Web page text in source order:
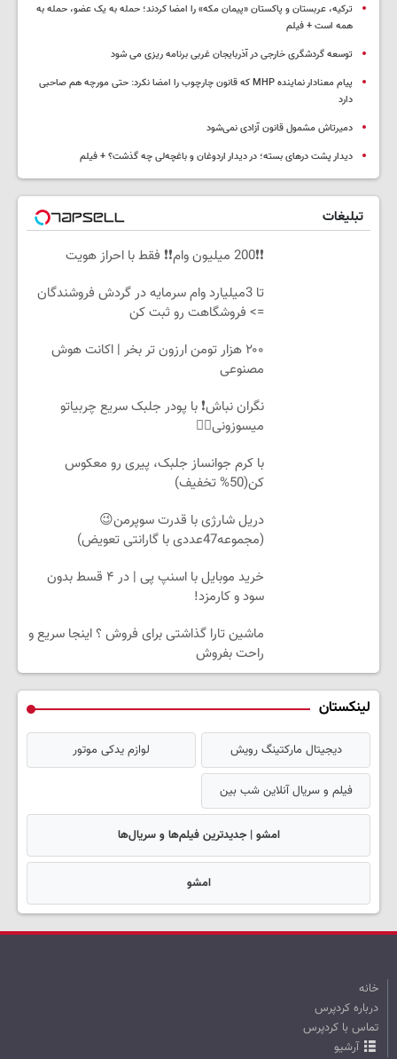
ترکیه، عربستان و پاکستان «پیمان مکه» را امضا کردند؛ حمله به یک عضو، حمله به
همه است + فیلم
توسعه گردشگری خارجی در آذربایجان غربی برنامه ریزی می شود
پیام معنادار نماینده MHP که قانون چارچوب را امضا نکرد: حتی مورچه هم صاحبی
دارد
دمیرتاش مشمول قانون آزادی نمی‌شود
دیدار پشت درهای بسته؛ در دیدار اردوغان و باغچه‌لی چه گذشت؟ + فیلم
تبلیغات
❗❗200 میلیون وام❗❗ فقط با احراز هویت
تا 3میلیارد وام سرمایه در گردش فروشندگان
=> فروشگاهت رو ثبت کن
۲۰۰ هزار تومن ارزون تر بخر | اکانت هوش
مصنوعی
نگران نباش❗ با پودر جلبک سریع چربیاتو
میسوزونی👌🏻
با کرم جوانساز جلبک، پیری رو معکوس
کن(50% تخفیف)
دریل شارژی با قدرت سوپرمن😉
(مجموعه47عددی با گارانتی تعویض)
خرید موبایل با اسنپ پی | در ۴ قسط بدون
سود و کارمزد!
ماشین تارا گذاشتی برای فروش ؟ اینجا سریع و
راحت بفروش
لینکستان
دیجیتال مارکتینگ رویش لوازم یدکی موتور
فیلم و سریال آنلاین شب بین
امشو | جدیدترین فیلم‌ها و سریال‌ها
امشو
خانه
درباره کردپرس
تماس با کردپرس
آرشیو